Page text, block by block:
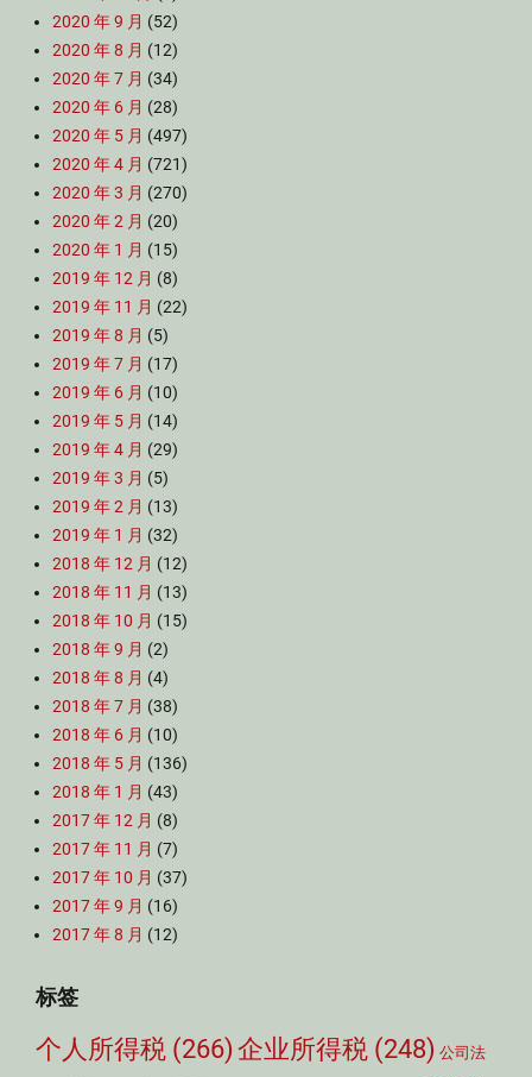
2020 年 9 月 (52)
2020 年 8 月 (12)
2020 年 7 月 (34)
2020 年 6 月 (28)
2020 年 5 月 (497)
2020 年 4 月 (721)
2020 年 3 月 (270)
2020 年 2 月 (20)
2020 年 1 月 (15)
2019 年 12 月 (8)
2019 年 11 月 (22)
2019 年 8 月 (5)
2019 年 7 月 (17)
2019 年 6 月 (10)
2019 年 5 月 (14)
2019 年 4 月 (29)
2019 年 3 月 (5)
2019 年 2 月 (13)
2019 年 1 月 (32)
2018 年 12 月 (12)
2018 年 11 月 (13)
2018 年 10 月 (15)
2018 年 9 月 (2)
2018 年 8 月 (4)
2018 年 7 月 (38)
2018 年 6 月 (10)
2018 年 5 月 (136)
2018 年 1 月 (43)
2017 年 12 月 (8)
2017 年 11 月 (7)
2017 年 10 月 (37)
2017 年 9 月 (16)
2017 年 8 月 (12)
标签
个人所得税 (266) 企业所得税 (248) 公司法